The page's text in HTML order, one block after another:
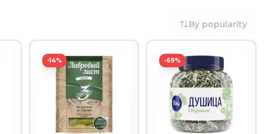
By popularity
-14% -69%